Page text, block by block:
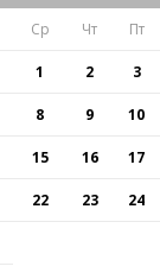
Ср Чт Пт
1 2 3
8 9 10
15 16 17
22 23 24